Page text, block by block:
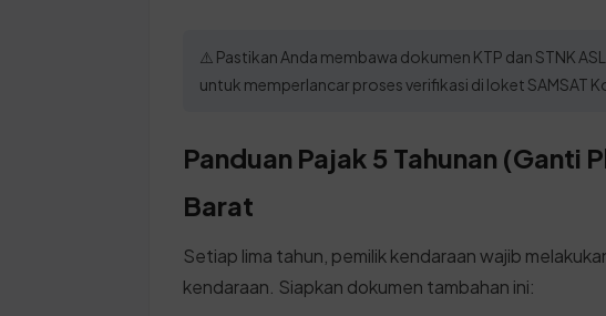
⚠️ Pastikan Anda membawa dokumen KTP dan STNK
untuk memperlancar proses verifikasi di loket SAMSAT
Panduan Pajak 5 Tahunan (Ganti
Barat
Setiap lima tahun, pemilik kendaraan wajib
kendaraan. Siapkan dokumen tambahan ini: